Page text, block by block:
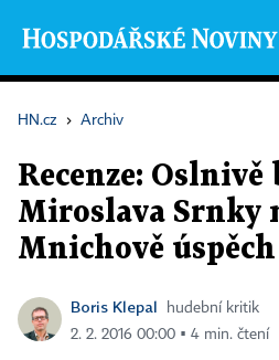
HN.cz › Archiv
Recenze: Oslnivě
Miroslava Srnky
Mnichově úspěch
Boris Klepal
hudební kritik
2. 2. 2016 00:00 ▪ 4 min. čtení